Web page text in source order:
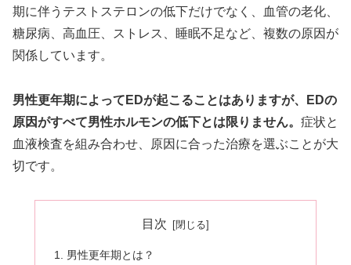
期に伴うテストステロンの低下だけでなく、血管の老化、
糖尿病、高血圧、ストレス、睡眠不足など、複数の原因が
関係しています。
男性更年期によってEDが起こることはありますが、EDの
原因がすべて男性ホルモンの低下とは限りません。 症状と
血液検査を組み合わせ、原因に合った治療を選ぶことが大
切です。
目次
男性更年期とは？